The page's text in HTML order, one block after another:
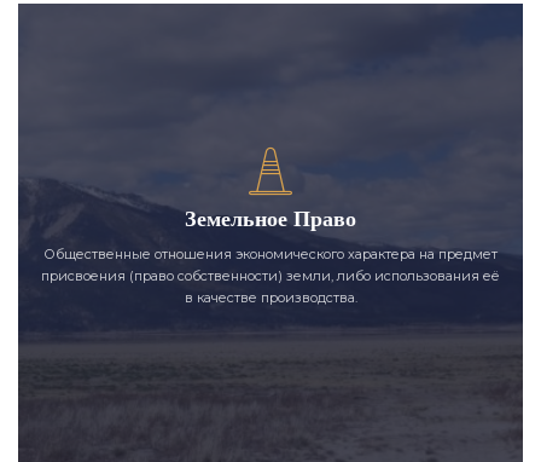
Земельное Право
Общественные отношения экономического характера на предмет
присвоения (право собственности) земли, либо использования её
в качестве производства.